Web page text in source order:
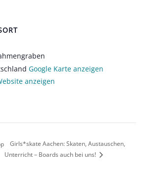
Google Karte anzeigen
anzeigen
Girls*skate Aachen: Skaten, Austauschen,
Unterricht – Boards auch bei uns!